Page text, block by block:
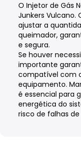
O Injetor de Gás
Junkers Vulcano.
ajustar a
queimador,
e segura.
Se houver
importante
compatível com
equipamento.
é essencial para
energética do
risco de falhas